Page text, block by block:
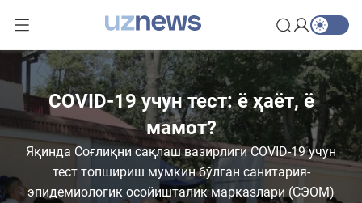
COVID-19 учун тест: ё ҳаёт, ё
мамот?
Яқинда Соғлиқни сақлаш вазирлиги COVID-19 учун
тест топшириш мумкин бўлган санитария-
эпидемиологик осойишталик марказлари (СЭОМ)